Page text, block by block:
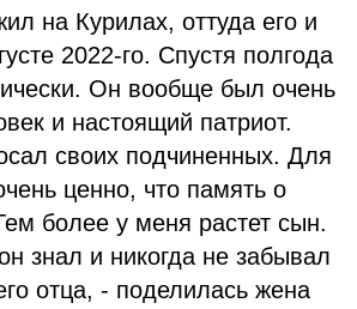
на Курилах, оттуда его и
2022-го. Спустя полгода
Он вообще был очень
и настоящий патриот.
своих подчиненных. Для
ценно, что память о
более у меня растет сын.
знал и никогда не забывал
отца, - поделилась жена